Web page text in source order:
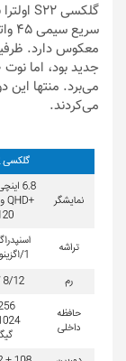
معکوس دارد.
می‌کردند.